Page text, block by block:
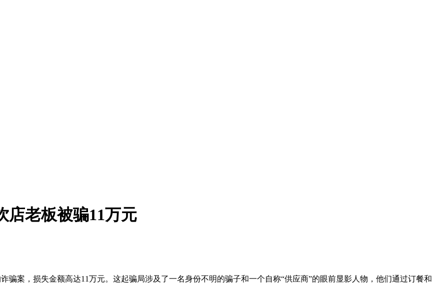
店老板被骗11万元
骗案，损失金额高达11万元。这起骗局涉及了一名身份不明的骗子和一个自称“供应商”的眼前显影人物，他们通过订餐和